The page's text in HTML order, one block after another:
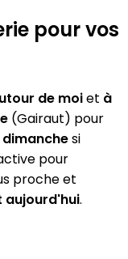
pour vos
de moiet à
(Gairaut) pour
dimanchesi
pour
proche et
aujourd'hui.